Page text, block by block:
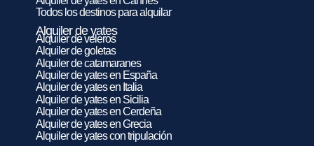
Todos los destinos para alquilar
Alquiler de yates
Alquiler de veleros
Alquiler de goletas
Alquiler de catamaranes
Alquiler de yates en España
Alquiler de yates en Italia
Alquiler de yates en Sicilia
Alquiler de yates en Cerdeña
Alquiler de yates en Grecia
Alquiler de yates con tripulación